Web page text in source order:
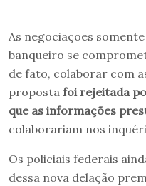
As negociações
banqueiro se
de fato, colaborar com
proposta foi rejeitada
que as informações
colaborariam nos
Os policiais federais
dessa nova delação